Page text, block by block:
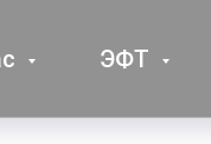
ЭФТ